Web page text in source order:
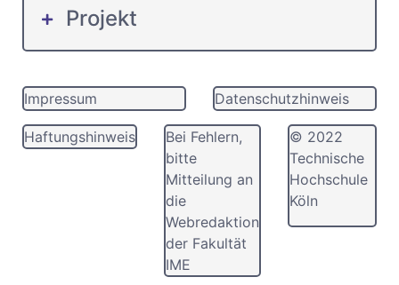
Projekt
Impressum Datenschutzhinweis
Haftungshinweis
Bei Fehlern,
bitte
Mitteilung an
die
Webredaktion
der Fakultät
IME
© 2022
Technische
Hochschule
Köln